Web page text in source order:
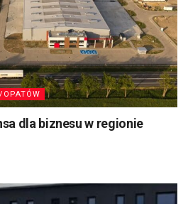
dla biznesu w regionie